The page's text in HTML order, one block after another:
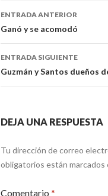
Navegación
de
entradas
ENTRADA ANTERIOR
Ganó y se acomodó
ENTRADA SIGUIENTE
Guzmán y Santos dueños
DEJA UNA RESPUESTA
Tu dirección de correo
obligatorios están marcados
Comentario *